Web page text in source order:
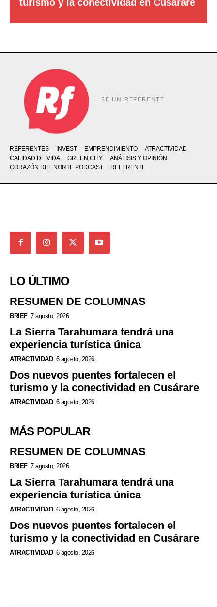
turismo y la conectividad en Cusárare
SÉ UN REFERENTE
REFERENTES INVEST EMPRENDIMIENTO
ATRACTIVIDAD
CALIDAD DE VIDA
GREEN CITY
ANÁLISIS Y OPINIÓN
CORAZÓN DEL NORTE PODCAST
REFERENTE
LO ÚLTIMO
RESUMEN DE COLUMNAS
BRIEF 7 agosto, 2026
La Sierra Tarahumara tendrá una
experiencia turística única
ATRACTIVIDAD 6 agosto, 2026
Dos nuevos puentes fortalecen el
turismo y la conectividad en Cusárare
ATRACTIVIDAD 6 agosto, 2026
MÁS POPULAR
RESUMEN DE COLUMNAS
BRIEF 7 agosto, 2026
La Sierra Tarahumara tendrá una
experiencia turística única
ATRACTIVIDAD 6 agosto, 2026
Dos nuevos puentes fortalecen el
turismo y la conectividad en Cusárare
ATRACTIVIDAD 6 agosto, 2026